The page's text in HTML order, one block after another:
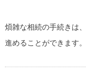
煩雑な相続の手続きは
進めることができます